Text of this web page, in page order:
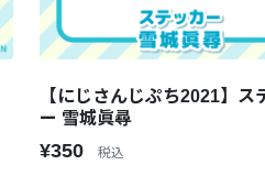
【にじさんじぷち2021】ス
ー 雪城眞尋
¥350 税込